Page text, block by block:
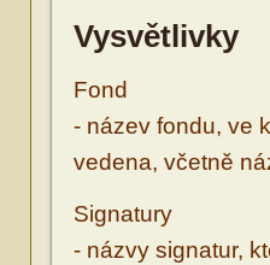
Vysvětlivky
Fond
- název fondu, ve
vedena, včetně
Signatury
- názvy signatur,